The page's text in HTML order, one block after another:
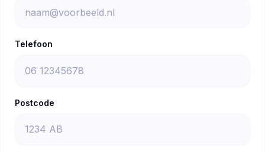
Telefoon
Postcode